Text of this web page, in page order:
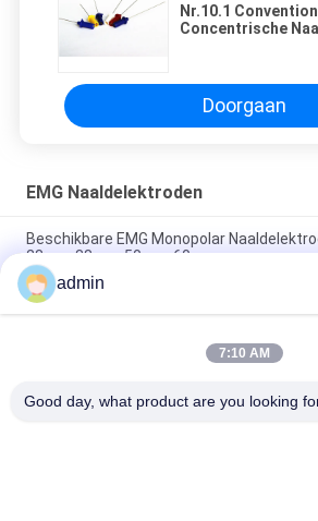
Nr.10.1
Concentrische
Doorgaan
EMG Naaldelektroden
Beschikbare EMG Monopolar
28mm 38mm 50mm 60mm
Eenmalige EMG-monopolar
mm/50 mm EO gesteriliseerd
De beschikbare EMG Geleide Elektrode
admin
7:10 AM
Good day, what product are you looking